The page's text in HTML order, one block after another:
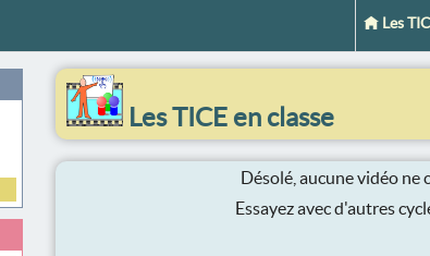
Les
Les TICE en classe
Désolé, aucune vidéo ne
Essayez avec d'autres